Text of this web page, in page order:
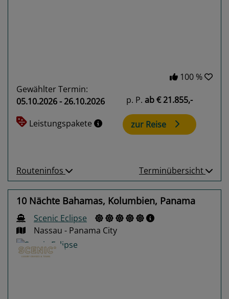
100 %
Gewählter Termin:
05.10.2026 - 26.10.2026
Leistungspakete
p. P. ab€ 21.855,-
zur Reise
Routeninfos Terminübersicht
10 Nächte Bahamas, Kolumbien, Panama
Scenic Eclipse
Nassau - Panama City